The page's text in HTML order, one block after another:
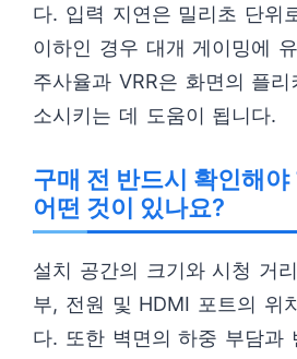
다. 입력 지연은 밀리초 단위
이하인 경우 대개 게이밍에
주사율과 VRR은 화면의 플
소시키는 데 도움이 됩니다.
구매 전 반드시 확인해
어떤 것이 있나요?
설치 공간의 크기와 시청 거
부, 전원 및 HDMI 포트의 위
다. 또한 벽면의 하중 부담과